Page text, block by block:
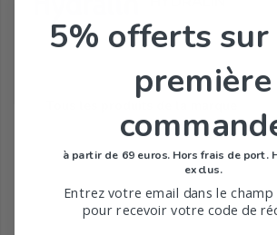
5% offerts
première
à partir de 69 euros. Hors frais de port.
exclus.
Entrez votre email dans le champ
pour recevoir votre code de